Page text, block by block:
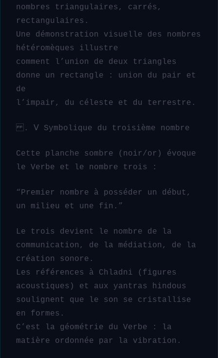
nombres triangulaires, carrés,
rectangulaires.
Une démonstration visuelle des nombres
hétéromèques illustre
comment l’union de deux triangles
donne un rectangle : union du pair et
de
l’impair, du céleste et du terrestre.
. Ⅴ Symbolique du troisième nombre
Cette planche sombre (noir/or) évoque
le Verbe et le nombre trois :
“Premier nombre à posséder un début,
un milieu et une fin.”
Le trois devient le nombre de la
communication, de la médiation, de la
création sonore.
Les références à Chladni (figures
acoustiques) et aux yantras hindous
soulignent que le son se cristallise
en formes.
C’est la géométrie du Verbe : la
matière ordonnée par la vibration.